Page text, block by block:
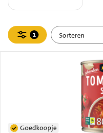
Filteren
1
actief
Goedkoopje